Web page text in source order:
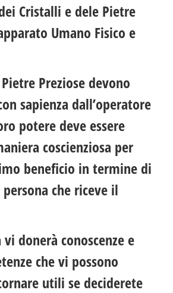
Cristalli e dele Pietre
Umano Fisico e
Preziose devono
sapienza dall’operatore
potere deve essere
coscienziosa per
beneficio in termine di
che riceve il
donerà conoscenze e
che vi possono
utili se deciderete